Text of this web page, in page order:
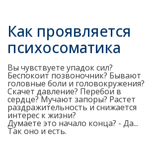
Как проявляется
психосоматика
Вы чувствуете упадок сил?
Беспокоит позвоночник? Бывают
головные боли и головокружения?
Скачет давление? Перебои в
сердце? Мучают запоры? Растет
раздражительность и снижается
интерес к жизни?
Думаете это начало конца? - Да...
Так оно и есть.